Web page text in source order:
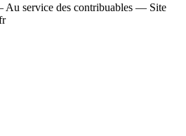
service des contribuables — Site